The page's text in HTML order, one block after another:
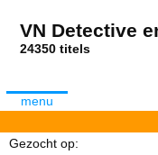
VN Detective
24350
menu
Gezocht op: